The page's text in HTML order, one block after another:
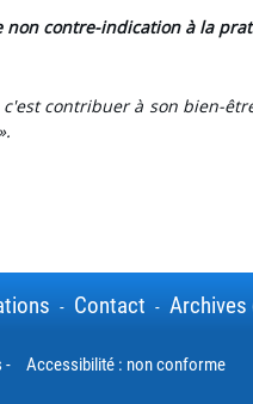
contre-indication à la
c'est contribuer à son bien-
- Contact - Archives
- Accessibilité : non conforme